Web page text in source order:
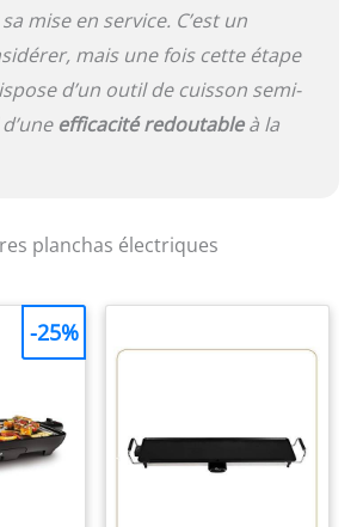
mise en service. C’est un
mais une fois cette étape
d’un outil de cuisson semi-
efficacité redoutableà la
planchas électriques
-25%